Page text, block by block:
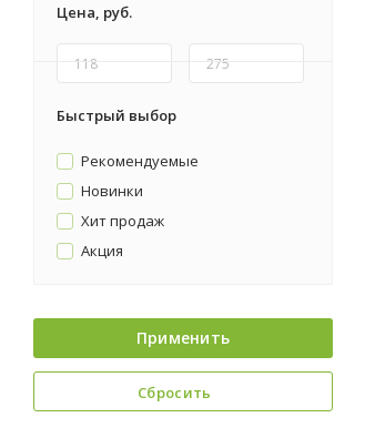
Цена, руб.
Быстрый выбор
Рекомендуемые
Новинки
Хит продаж
Акция
Применить
Сбросить